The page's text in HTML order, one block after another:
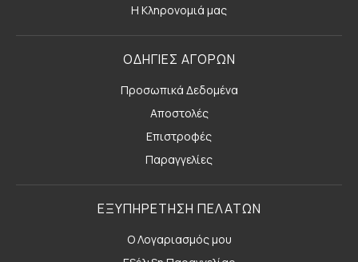
Η Κληρονομιά μας
ΟΔΗΓΙΕΣ ΑΓΟΡΩΝ
Προσωπικά Δεδομένα
Αποστολές
Επιστροφές
Παραγγελίες
ΕΞΥΠΗΡΕΤΗΣΗ ΠΕΛΑΤΩΝ
Ο Λογαριασμός μου